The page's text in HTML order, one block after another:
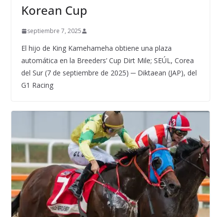
Korean Cup
septiembre 7, 2025
El hijo de King Kamehameha obtiene una plaza
automática en la Breeders’ Cup Dirt Mile; SEÚL, Corea
del Sur (7 de septiembre de 2025) ─ Diktaean (JAP), del
G1 Racing